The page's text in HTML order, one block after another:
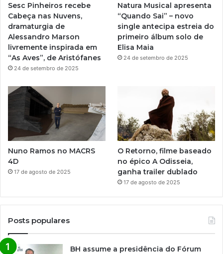
a
m
Sesc Pinheiros recebe
Cabeça nas Nuvens,
dramaturgia de
Alessandro Marson
livremente inspirada em
“As Aves”, de Aristófanes
24 de setembro de 2025
Natura Musical apresenta
“Quando Sai” – novo
single antecipa estreia do
primeiro álbum solo de
Elisa Maia
24 de setembro de 2025
Nuno Ramos no MACRS
4D
17 de agosto de 2025
O Retorno, filme baseado
no épico A Odisseia,
ganha trailer dublado
17 de agosto de 2025
Posts populares
BH assume a presidência do Fórum